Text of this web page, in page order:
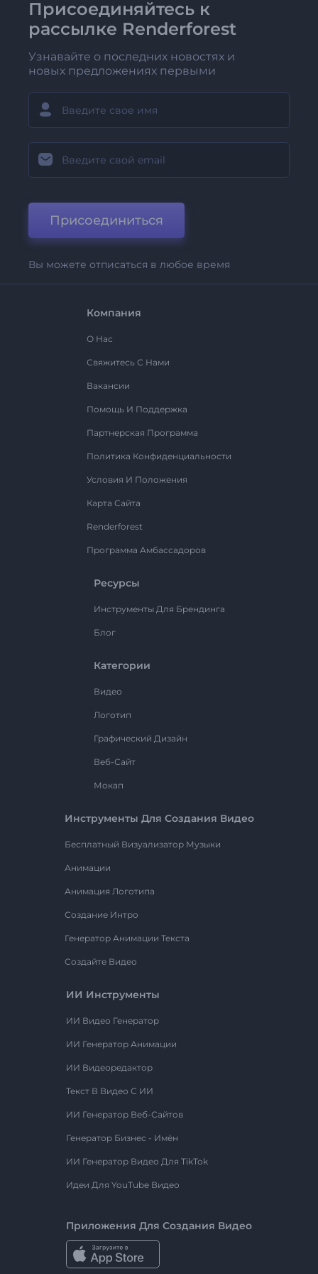
Присоединяйтесь к
рассылке Renderforest
Узнавайте о последних новостях и
новых предложениях первыми
Присоединиться
Вы можете отписаться в любое время
Компания
О Нас
Свяжитесь С Нами
Вакансии
Помощь И Поддержка
Партнерская Программа
Политика Конфиденциальности
Условия И Положения
Карта Сайта
Renderforest
Программа Амбассадоров
Ресурсы
Инструменты Для Брендинга
Блог
Категории
Видео
Логотип
Графический Дизайн
Веб-Сайт
Мокап
Инструменты Для Создания Видео
Бесплатный Визуализатор Музыки
Анимации
Анимация Логотипа
Создание Интро
Генератор Анимации Текста
Создайте Видео
ИИ Инструменты
ИИ Видео Генератор
ИИ Генератор Анимации
ИИ Видеоредактор
Текст В Видео С ИИ
ИИ Генератор Веб-Сайтов
Генератор Бизнес - Имён
ИИ Генератор Видео Для TikTok
Идеи Для YouTube Видео
Приложения Для Создания Видео